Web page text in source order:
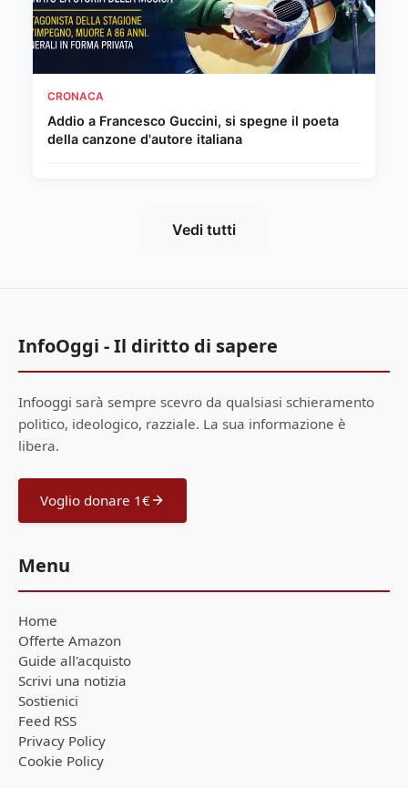
CRONACA
Addio a Francesco Guccini, si spegne il poeta
della canzone d'autore italiana
Vedi tutti
InfoOggi - Il diritto di sapere
Infooggi sarà sempre scevro da qualsiasi schieramento
politico, ideologico, razziale. La sua informazione è
libera.
Voglio donare 1€
Menu
Home
Offerte Amazon
Guide all'acquisto
Scrivi una notizia
Sostienici
Feed RSS
Privacy Policy
Cookie Policy